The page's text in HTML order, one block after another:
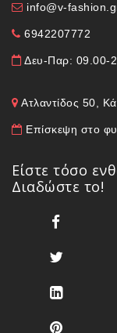
info@v-
6942207772
Δευ-Παρ: 09.00-
Ατλαντίδος 50,
Επίσκεψη στο
Είστε τόσο
Διαδώστε το!